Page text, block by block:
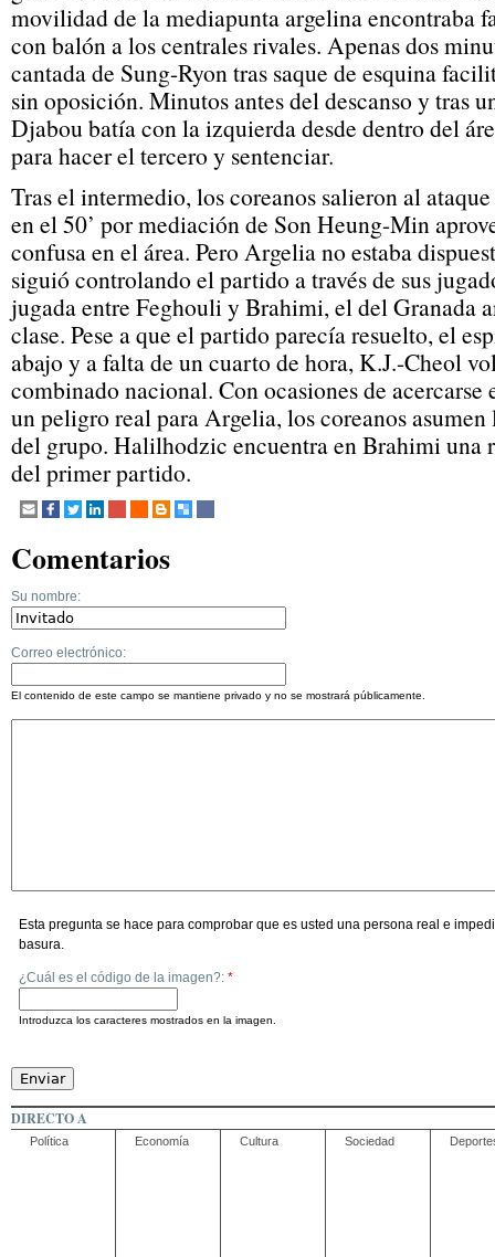
movilidad de la mediapunta argelina encontraba
con balón a los centrales rivales. Apenas dos
cantada de Sung-Ryon tras saque de esquina
sin oposición. Minutos antes del descanso y tras
Djabou batía con la izquierda desde dentro del
para hacer el tercero y sentenciar.
Tras el intermedio, los coreanos salieron al
en el 50’ por mediación de Son Heung-Min
confusa en el área. Pero Argelia no estaba
siguió controlando el partido a través de sus
jugada entre Feghouli y Brahimi, el del Granada
clase. Pese a que el partido parecía resuelto, el
abajo y a falta de un cuarto de hora, K.J.-Cheol
combinado nacional. Con ocasiones de acercarse
un peligro real para Argelia, los coreanos
del grupo. Halilhodzic encuentra en Brahimi una
del primer partido.
Comentarios
Su nombre:
Correo electrónico:
El contenido de este campo se mantiene privado y no se mostrará públicamente.
Esta pregunta se hace para comprobar que es usted una persona real e
basura.
¿Cuál es el código de la imagen?: *
Introduzca los caracteres mostrados en la imagen.
DIRECTO A
Política Economía Cultura Sociedad